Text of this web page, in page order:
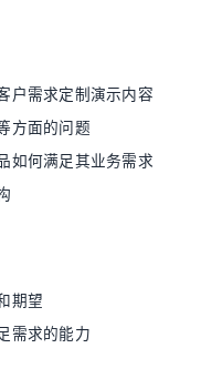
户需求定制演示内容
方面的问题
如何满足其业务需求
期望
需求的能力